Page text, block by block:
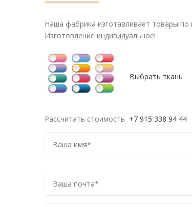
Наша фабрика изготавливает товары
Изготовление индивидуальное!
Выбрать ткань
Рассчитать стоимость +7 915 338 94 44